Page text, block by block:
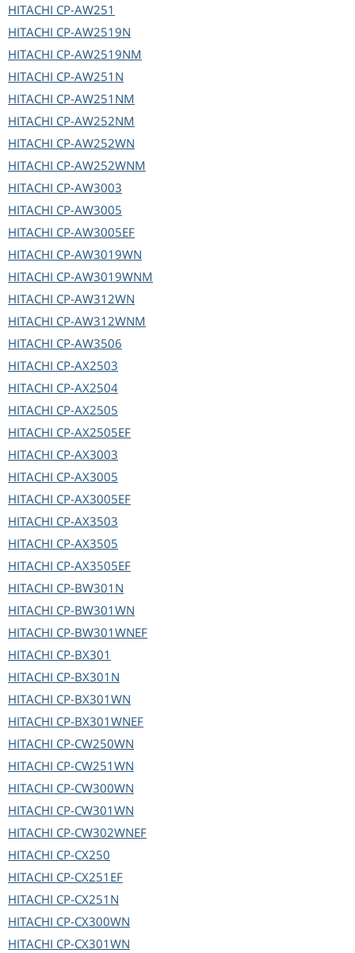
HITACHI CP-AW251
HITACHI CP-AW2519N
HITACHI CP-AW2519NM
HITACHI CP-AW251N
HITACHI CP-AW251NM
HITACHI CP-AW252NM
HITACHI CP-AW252WN
HITACHI CP-AW252WNM
HITACHI CP-AW3003
HITACHI CP-AW3005
HITACHI CP-AW3005EF
HITACHI CP-AW3019WN
HITACHI CP-AW3019WNM
HITACHI CP-AW312WN
HITACHI CP-AW312WNM
HITACHI CP-AW3506
HITACHI CP-AX2503
HITACHI CP-AX2504
HITACHI CP-AX2505
HITACHI CP-AX2505EF
HITACHI CP-AX3003
HITACHI CP-AX3005
HITACHI CP-AX3005EF
HITACHI CP-AX3503
HITACHI CP-AX3505
HITACHI CP-AX3505EF
HITACHI CP-BW301N
HITACHI CP-BW301WN
HITACHI CP-BW301WNEF
HITACHI CP-BX301
HITACHI CP-BX301N
HITACHI CP-BX301WN
HITACHI CP-BX301WNEF
HITACHI CP-CW250WN
HITACHI CP-CW251WN
HITACHI CP-CW300WN
HITACHI CP-CW301WN
HITACHI CP-CW302WNEF
HITACHI CP-CX250
HITACHI CP-CX251EF
HITACHI CP-CX251N
HITACHI CP-CX300WN
HITACHI CP-CX301WN